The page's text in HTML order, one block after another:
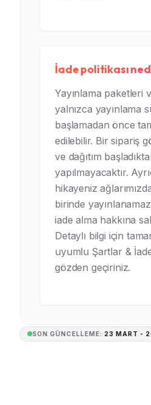
İade politikası
Yayınlama paketleri
yalnızca yayınlama
başlamadan önce
edilebilir. Bir sipariş
ve dağıtım
yapılmayacaktır.
hikayeniz
birinde
iade alma hakkına
Detaylı bilgi için
uyumlu Şartlar &
gözden geçiriniz.
SON GÜNCELLEME: 23 MART -